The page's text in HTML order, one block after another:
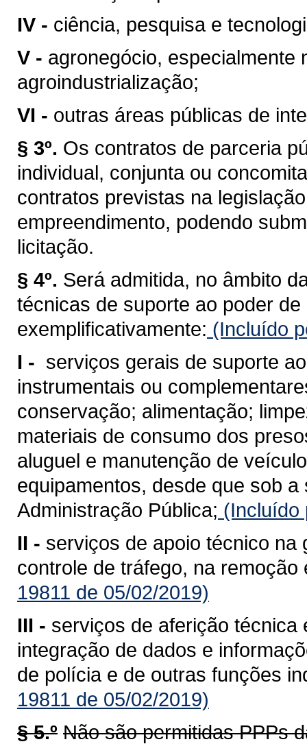
IV - ciência, pesquisa e
V - agronegócio, especialmente
agroindustrialização;
VI - outras áreas públicas de
§ 3º. Os contratos de parceria
individual, conjunta ou
contratos previstas na
empreendimento, podendo
licitação.
§ 4º. Será admitida, no âmbito
técnicas de suporte ao poder
exemplificativamente: (Incluído
I - serviços gerais de suporte
instrumentais ou
conservação; alimentação;
materiais de consumo dos
aluguel e manutenção de
equipamentos, desde que sob
Administração Pública; (Incluído
II - serviços de apoio técnico na
controle de tráfego, na
19811 de 05/02/2019)
III - serviços de aferição técnica
integração de dados e
de polícia e de outras funções
19811 de 05/02/2019)
§ 5.º Não são permitidas PPPs